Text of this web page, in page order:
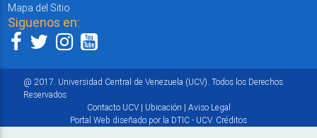
Mapa del Sitio
Siguenos en:
@ 2017. Universidad Central de Venezuela (UCV). Todos los Derechos
Reservados
Contacto UCV| Ubicación | Aviso Legal
Portal Web diseñado por la DTIC - UCV. Créditos